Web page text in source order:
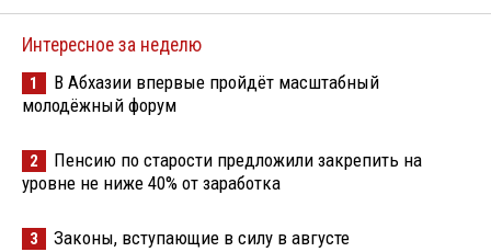
Интересное за неделю
1
В Абхазии впервые пройдёт масштабный
молодёжный форум
2
Пенсию по старости предложили закрепить на
уровне не ниже 40% от заработка
3 Законы, вступающие в силу в августе